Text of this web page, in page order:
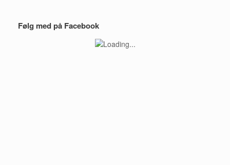
Følg med på Facebook